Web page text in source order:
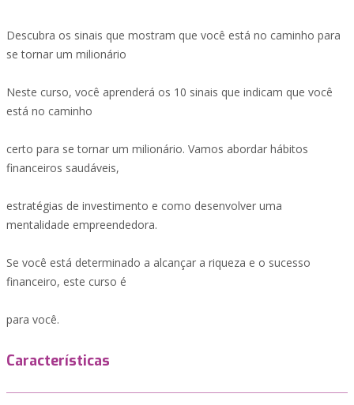
Descubra os sinais que mostram que você está no caminho para
se tornar um milionário
Neste curso, você aprenderá os 10 sinais que indicam que você
está no caminho
certo para se tornar um milionário. Vamos abordar hábitos
financeiros saudáveis,
estratégias de investimento e como desenvolver uma
mentalidade empreendedora.
Se você está determinado a alcançar a riqueza e o sucesso
financeiro, este curso é
para você.
Características